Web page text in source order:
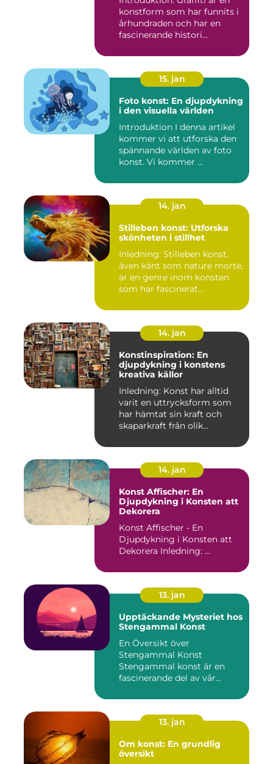
konstform som har funnits i
århundraden och har en
fascinerande histori...
15. jan
Foto konst: En djupdykning
i den visuella världen
Introduktion I denna artikel
kommer vi att utforska den
spännande världen av foto
konst. Vi kommer ...
14. jan
Stilleben konst: Utforska
skönheten i stillhet
Inledning: Stilleben konst,
även känt som nature morte,
är en genre inom konsten
som har fascinerat...
14. jan
Konstinspiration: En
djupdykning i konstens
kreativa källor
Inledning: Konst har alltid
varit en uttrycksform som
har hämtat sin kraft och
skaparkraft från olik...
14. jan
Konst Affischer: En
Djupdykning i Konsten att
Dekorera
Konst Affischer - En
Djupdykning i Konsten att
Dekorera Inledning: ...
13. jan
Upptäckande Mysteriet hos
Stengammal Konst
En Översikt över
Stengammal Konst
Stengammal konst är en
fascinerande del av vår
13. jan
Om konst: En grundlig
översikt